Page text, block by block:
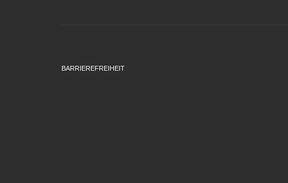
BARRIEREFREIHEIT